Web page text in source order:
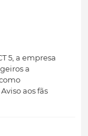
5, a empresa
a
aos fãs